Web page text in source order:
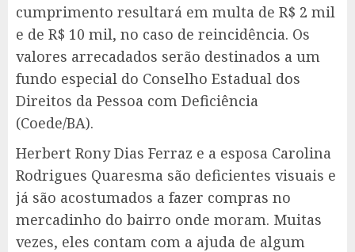
cumprimento resultará em multa de R$ 2 mil
e de R$ 10 mil, no caso de reincidência. Os
valores arrecadados serão destinados a um
fundo especial do Conselho Estadual dos
Direitos da Pessoa com Deficiência
(Coede/BA).
Herbert Rony Dias Ferraz e a esposa Carolina
Rodrigues Quaresma são deficientes visuais e
já são acostumados a fazer compras no
mercadinho do bairro onde moram. Muitas
vezes, eles contam com a ajuda de algum